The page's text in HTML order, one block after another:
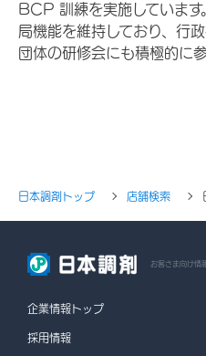
BCP 訓練を実施しています
局機能を維持しており、行
団体の研修会にも積極的に参
日本調剤トップ 店舗検索
お客さま向け情
企業情報トップ
採用情報